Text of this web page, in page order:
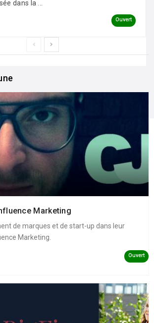
dans la ...
Ouvert
Marketing
de marques et de start-up dans leur
Marketing.
Ouvert